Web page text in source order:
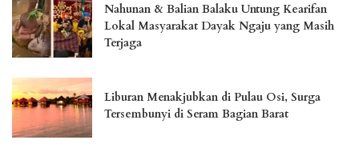
Nahunan & Balian Balaku Untung Kearifan
Lokal Masyarakat Dayak Ngaju yang Masih
Terjaga
Liburan Menakjubkan di Pulau Osi, Surga
Tersembunyi di Seram Bagian Barat